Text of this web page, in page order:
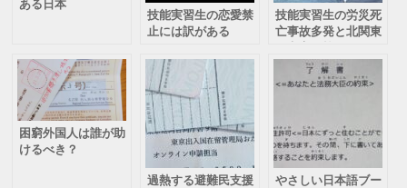
ある日本
技能実習生の恋愛禁
止には訳がある
技能実習生の労災死
亡事故多発と北関東
困窮外国人は誰が助
けるべき？
過熱する避難民支援
やさしい日本語ブー